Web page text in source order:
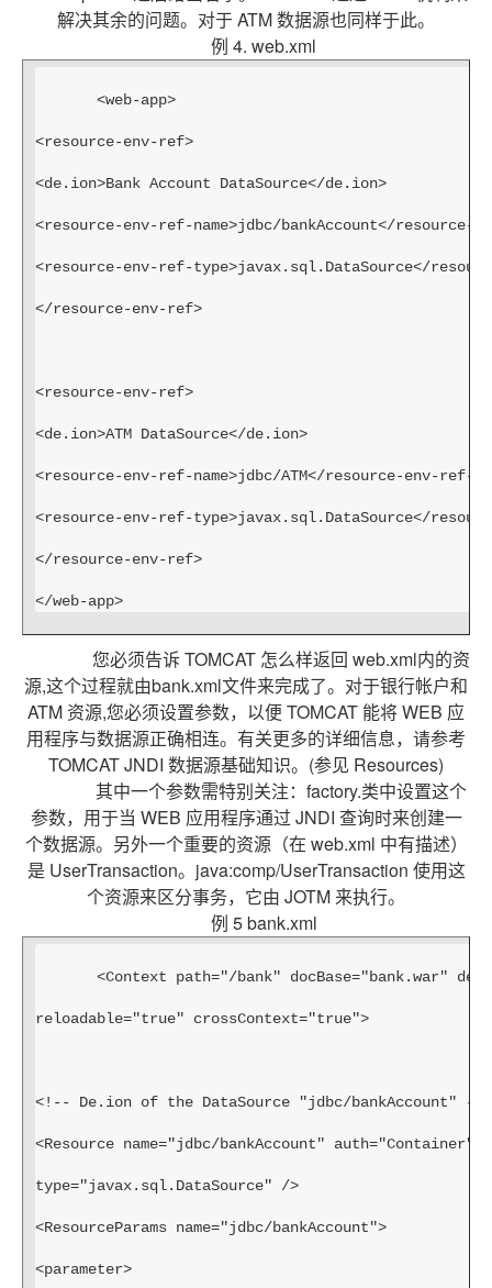
解决其余的问题。对于 ATM 数据源也同样于此。
例 4. web.xml
<web-app>
<resource-env-ref>
<de.ion>Bank Account DataSource</de.ion>
<resource-env-ref-name>jdbc/bankAccount</resource-
<resource-env-ref-type>javax.sql.DataSource</
</resource-env-ref>
<resource-env-ref>
<de.ion>ATM DataSource</de.ion>
<resource-env-ref-name>jdbc/ATM</resource-env-ref-
<resource-env-ref-type>javax.sql.DataSource</
</resource-env-ref>
</web-app>
您必须告诉 TOMCAT 怎么样返回 web.xml内的资
源,这个过程就由bank.xml文件来完成了。对于银行帐户和
ATM 资源,您必须设置参数，以便 TOMCAT 能将 WEB 应
用程序与数据源正确相连。有关更多的详细信息，请参考
TOMCAT JNDI 数据源基础知识。(参见 Resources)
其中一个参数需特别关注：factory.类中设置这个
参数，用于当 WEB 应用程序通过 JNDI 查询时来创建一
个数据源。另外一个重要的资源（在 web.xml 中有描述）
是 UserTransaction。java:comp/UserTransaction 使用这
个资源来区分事务，它由 JOTM 来执行。
例 5 bank.xml
<Context path="/bank" docBase="bank.war"
reloadable="true" crossContext="true">
<!-- De.ion of the DataSource "jdbc/bankAccount" -->
<Resource name="jdbc/bankAccount" auth="Container"
type="javax.sql.DataSource" />
<ResourceParams name="jdbc/bankAccount">
<parameter>